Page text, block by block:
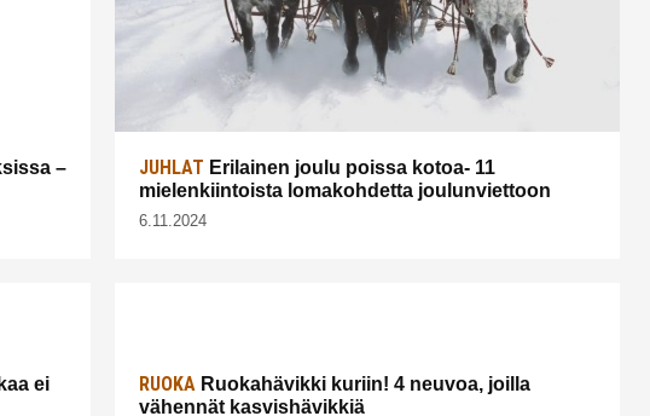
–
JUHLAT Erilainen joulu poissa kotoa- 11
mielenkiintoista lomakohdetta joulunviettoon
6.11.2024
ei
RUOKA Ruokahävikki kuriin! 4 neuvoa, joilla
vähennät kasvishävikkiä